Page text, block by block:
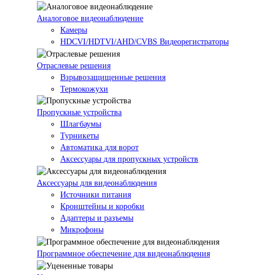
Аналоговое видеонаблюдение
Камеры
HDCVI/HDTVI/AHD/CVBS Видеорегистраторы
Отраслевые решения
Взрывозащищенные решения
Термокожухи
Пропускные устройства
Шлагбаумы
Турникеты
Автоматика для ворот
Аксессуары для пропускных устройств
Аксессуары для видеонаблюдения
Источники питания
Кронштейны и коробки
Адаптеры и разъемы
Микрофоны
Программное обеспечение для видеонаблюдения